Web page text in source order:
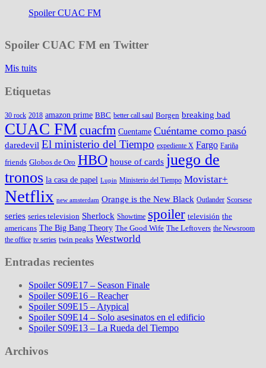
Spoiler CUAC FM
Spoiler CUAC FM en Twitter
Mis tuits
Etiquetas
30 rock 2018 amazon prime BBC better call saul Borgen breaking bad
CUAC FMcuacfm Cuentame Cuéntame como pasó
daredevil El ministerio del Tiempo expediente X Fargo Fariña
friends Globos de Oro HBO house of cards juego de
tronos la casa de papel Lupin Ministerio del Tiempo Movistar+
Netflix new amsterdam Orange is the New Black Outlander Scorsese
series series television Sherlock Showtime spoiler televisión the
americans The Big Bang Theory The Good Wife The Leftovers the Newsroom
the office tv series twin peaks Westworld
Entradas recientes
Spoiler S09E17 – Season Finale
Spoiler S09E16 – Reacher
Spoiler S09E15 – Atypical
Spoiler S09E14 – Solo asesinatos en el edificio
Spoiler S09E13 – La Rueda del Tiempo
Archivos